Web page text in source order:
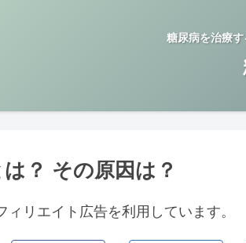
糖尿病を治療す
？ その原因は？
リエイト広告を利用しています。